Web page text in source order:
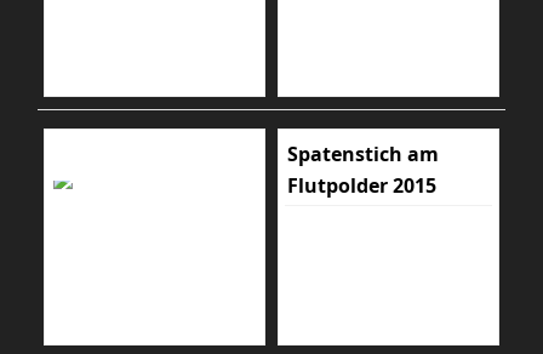
Spatenstich am
Flutpolder 2015